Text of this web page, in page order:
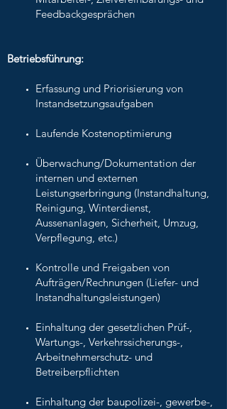
Feedbackgesprächen
Betriebsführung:
Erfassung und Priorisierung von
Instandsetzungsaufgaben
Laufende Kostenoptimierung
Überwachung/Dokumentation der
internen und externen
Leistungserbringung (Instandhaltung,
Reinigung, Winterdienst,
Aussenanlagen, Sicherheit, Umzug,
Verpflegung, etc.)
Kontrolle und Freigaben von
Aufträgen/Rechnungen (Liefer- und
Instandhaltungsleistungen)
Einhaltung der gesetzlichen Prüf-,
Wartungs-, Verkehrssicherungs-,
Arbeitnehmerschutz- und
Betreiberpflichten
Einhaltung der baupolizei-, gewerbe-,